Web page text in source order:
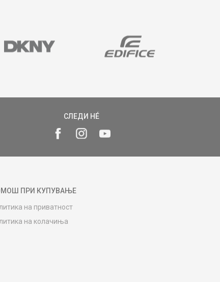
СЛЕДИ НÉ
ПРИ КУПУВАЊЕ
на приватност
на колачиња